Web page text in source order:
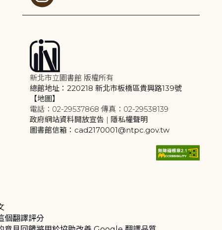
新北市立圖書館 版權所有
總館地址：220218 新北市板橋區貴興路139號
【地圖】
電話：02-29537868 傳真：02-29538139
政府網站資料開放宣告 | 隱私權聲明
圖書館信箱：cad2170001@ntpc.gov.tw
個翻譯評分